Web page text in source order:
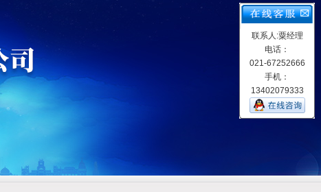
联系人:粟经理
电话：
021-67252666
手机：
13402079333